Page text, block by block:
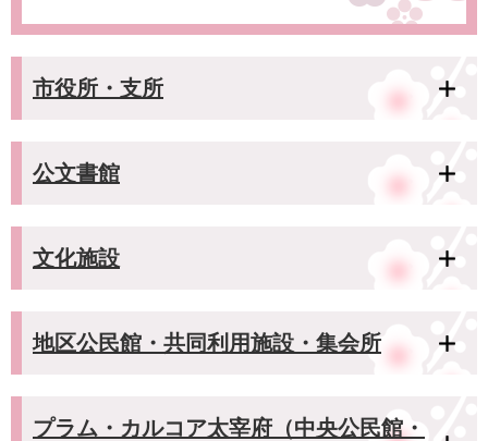
市役所・支所
公文書館
文化施設
地区公民館・共同利用施設・集会所
プラム・カルコア太宰府（中央公民館・